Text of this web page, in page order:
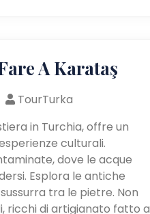
A Karataş
TourTurka
in Turchia, offre un
culturali.
dove le acque
Esplora le antiche
tra le pietre. Non
ricchi di artigianato fatto a